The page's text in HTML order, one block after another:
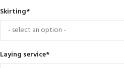
Skirting*
Laying service*